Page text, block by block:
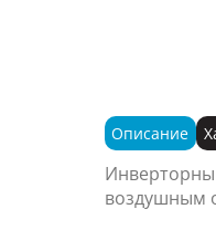
Описание
воздушным